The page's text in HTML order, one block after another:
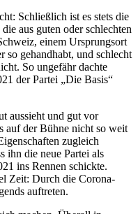
Schließlich ist es stets die
aus guten oder schlechten
einem Ursprungsort
so gehandhabt, und schlecht
So ungefähr dachte
der Partei „Die Basis“
aussieht und gut vor
auf der Bühne nicht so weit
zugleich
ihn die neue Partei als
ins Rennen schickte.
Zeit: Durch die Corona-
auftreten.